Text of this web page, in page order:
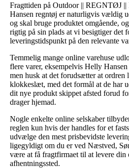
Fragttiden på Outdoor || REGNTØJ ||
Hansen regntøj er naturligvis vældig
og skal bruge produktet omgående,
rigtig på sin plads at vi besigtiger det
leveringstidspunkt på den relevante
Temmelig mange online varehuse
flere varer, eksempelvis Helly
men husk at det forudsætter at ordren
klokkeslæt, med det formål at de har
dit nye produkt skippet afsted forud
drager hjemad.
Nogle enkelte online selskaber
reglen kun hvis der handles for et
udvælge den mest prisbevidste
ligegyldigt om du er ved Næstved,
være at få fragtfirmaet til at levere din
afhentningssted.